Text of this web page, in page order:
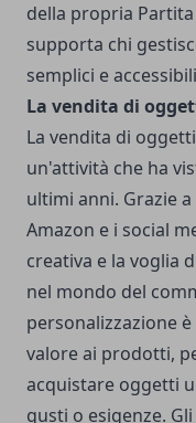
della propria Partita
supporta chi
semplici e
La vendita di
La vendita di
un'attività che ha
ultimi anni. Grazie
Amazon e i social
creativa e la voglia
nel mondo del
personalizzazione
valore ai prodotti,
acquistare oggetti
gusti o esigenze.